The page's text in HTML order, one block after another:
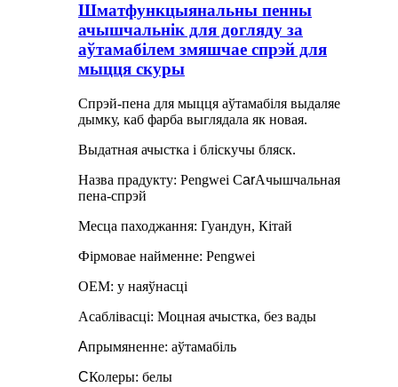
Шматфункцыянальны пенны
ачышчальнік для догляду за
аўтамабілем змяшчае спрэй для
мыцця скуры
Спрэй-пена для мыцця аўтамабіля выдаляе
дымку, каб фарба выглядала як новая.
Выдатная ачыстка і бліскучы бляск.
Назва прадукту: Pengwei CarАчышчальная
пена-спрэй
Месца паходжання: Гуандун, Кітай
Фірмовае найменне: Pengwei
OEM: у наяўнасці
Асаблівасці: Моцная ачыстка, без вады
Aпрымяненне: аўтамабіль
CКолеры: белы